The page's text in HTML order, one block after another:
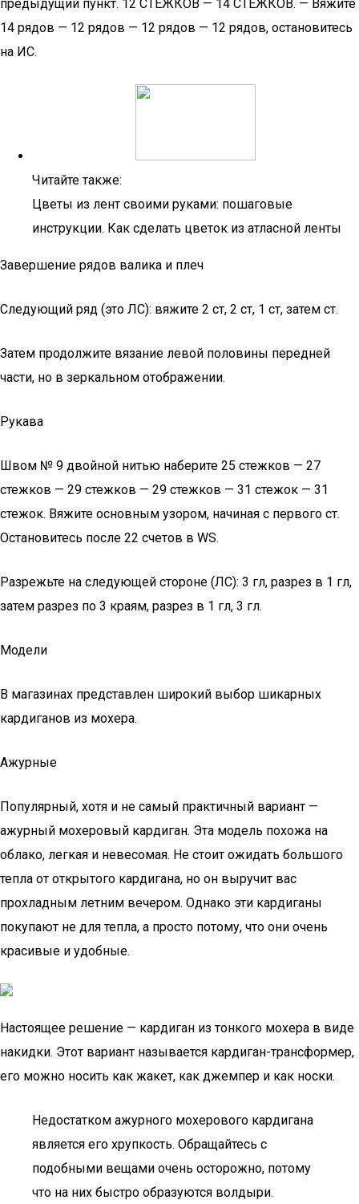
предыдущий пункт. 12 СТЕЖКОВ — 14 СТЕЖКОВ. — Вяжите
14 рядов — 12 рядов — 12 рядов — 12 рядов, остановитесь
на ИС.
Читайте также:
Цветы из лент своими руками: пошаговые
инструкции. Как сделать цветок из атласной ленты
Завершение рядов валика и плеч
Следующий ряд (это ЛС): вяжите 2 ст, 2 ст, 1 ст, затем ст.
Затем продолжите вязание левой половины передней
части, но в зеркальном отображении.
Рукава
Швом № 9 двойной нитью наберите 25 стежков — 27
стежков — 29 стежков — 29 стежков — 31 стежок — 31
стежок. Вяжите основным узором, начиная с первого ст.
Остановитесь после 22 счетов в WS.
Разрежьте на следующей стороне (ЛС): 3 гл, разрез в 1 гл,
затем разрез по 3 краям, разрез в 1 гл, 3 гл.
Модели
В магазинах представлен широкий выбор шикарных
кардиганов из мохера.
Ажурные
Популярный, хотя и не самый практичный вариант —
ажурный мохеровый кардиган. Эта модель похожа на
облако, легкая и невесомая. Не стоит ожидать большого
тепла от открытого кардигана, но он выручит вас
прохладным летним вечером. Однако эти кардиганы
покупают не для тепла, а просто потому, что они очень
красивые и удобные.
Настоящее решение — кардиган из тонкого мохера в виде
накидки. Этот вариант называется кардиган-трансформер,
его можно носить как жакет, как джемпер и как носки.
Недостатком ажурного мохерового кардигана
является его хрупкость. Обращайтесь с
подобными вещами очень осторожно, потому
что на них быстро образуются волдыри.